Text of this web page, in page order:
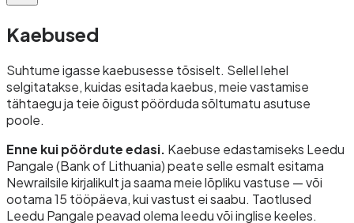
Kaebused
Suhtume igasse kaebusesse tõsiselt. Sellel lehel
selgitatakse, kuidas esitada kaebus, meie vastamise
tähtaegu ja teie õigust pöörduda sõltumatu asutuse
poole.
Enne kui pöördute edasi. Kaebuse edastamiseks Leedu
Pangale (Bank of Lithuania) peate selle esmalt esitama
Newrailsile kirjalikult ja saama meie lõpliku vastuse — või
ootama 15 tööpäeva, kui vastust ei saabu. Taotlused
Leedu Pangale peavad olema leedu või inglise keeles.